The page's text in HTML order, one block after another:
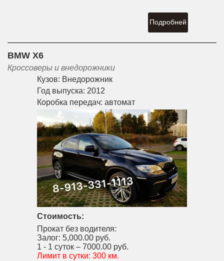
Подробней
BMW X6
Кроссоверы и внедорожники
Кузов: Внедорожник
Год выпуска: 2012
Коробка передач: автомат
Стоимость:
Прокат без водителя:
Залог: 5,000.00 руб.
1 - 1 суток – 7000.00 руб.
Лимит в сутки: 300 км.